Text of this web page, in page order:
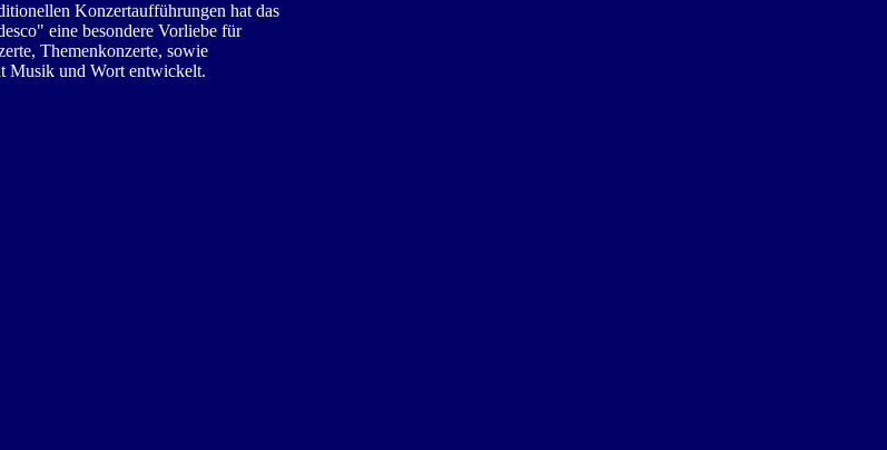
Konzertaufführungen hat das
eine besondere Vorliebe für
Themenkonzerte, sowie
Musik und Wort entwickelt.